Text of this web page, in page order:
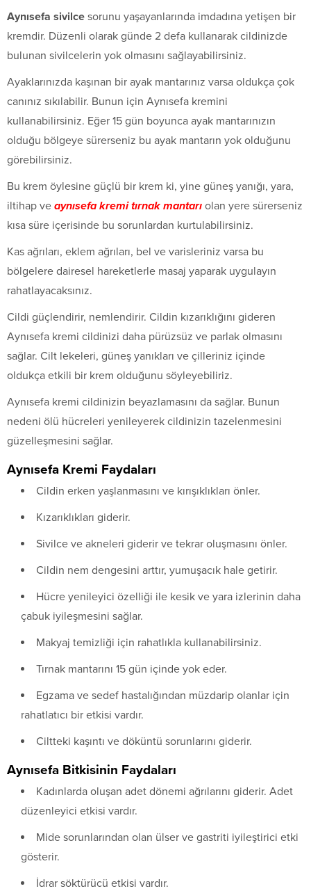
Aynısefa sivilce sorunu yaşayanlarında imdadına yetişen bir
kremdir. Düzenli olarak günde 2 defa kullanarak cildinizde
bulunan sivilcelerin yok olmasını sağlayabilirsiniz.
Ayaklarınızda kaşınan bir ayak mantarınız varsa oldukça çok
canınız sıkılabilir. Bunun için Aynısefa kremini
kullanabilirsiniz. Eğer 15 gün boyunca ayak mantarınızın
olduğu bölgeye sürerseniz bu ayak mantarın yok olduğunu
görebilirsiniz.
Bu krem öylesine güçlü bir krem ki, yine güneş yanığı, yara,
iltihap ve aynısefa kremi tırnak mantarı olan yere sürerseniz
kısa süre içerisinde bu sorunlardan kurtulabilirsiniz.
Kas ağrıları, eklem ağrıları, bel ve varisleriniz varsa bu
bölgelere dairesel hareketlerle masaj yaparak uygulayın
rahatlayacaksınız.
Cildi güçlendirir, nemlendirir. Cildin kızarıklığını gideren
Aynısefa kremi cildinizi daha pürüzsüz ve parlak olmasını
sağlar. Cilt lekeleri, güneş yanıkları ve çilleriniz içinde
oldukça etkili bir krem olduğunu söyleyebiliriz.
Aynısefa kremi cildinizin beyazlamasını da sağlar. Bunun
nedeni ölü hücreleri yenileyerek cildinizin tazelenmesini
güzelleşmesini sağlar.
Aynısefa Kremi Faydaları
Cildin erken yaşlanmasını ve kırışıklıkları önler.
Kızarıklıkları giderir.
Sivilce ve akneleri giderir ve tekrar oluşmasını önler.
Cildin nem dengesini arttır, yumuşacık hale getirir.
Hücre yenileyici özelliği ile kesik ve yara izlerinin daha
çabuk iyileşmesini sağlar.
Makyaj temizliği için rahatlıkla kullanabilirsiniz.
Tırnak mantarını 15 gün içinde yok eder.
Egzama ve sedef hastalığından müzdarip olanlar için
rahatlatıcı bir etkisi vardır.
Ciltteki kaşıntı ve döküntü sorunlarını giderir.
Aynısefa Bitkisinin Faydaları
Kadınlarda oluşan adet dönemi ağrılarını giderir. Adet
düzenleyici etkisi vardır.
Mide sorunlarından olan ülser ve gastriti iyileştirici etki
gösterir.
İdrar söktürücü etkisi vardır.